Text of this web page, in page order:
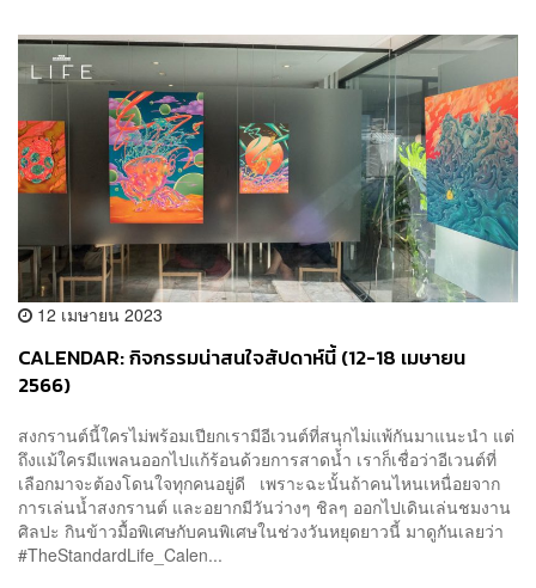
12 เมษายน 2023
CALENDAR: กิจกรรมน่าสนใจสัปดาห์นี้ (12-18 เมษายน
2566)
สงกรานต์นี้ใครไม่พร้อมเปียกเรามีอีเวนต์ที่สนุกไม่แพ้กันมาแนะนำ แต่
ถึงแม้ใครมีแพลนออกไปแก้ร้อนด้วยการสาดน้ำ เราก็เชื่อว่าอีเวนต์ที่
เลือกมาจะต้องโดนใจทุกคนอยู่ดี เพราะฉะนั้นถ้าคนไหนเหนื่อยจาก
การเล่นน้ำสงกรานต์ และอยากมีวันว่างๆ ชิลๆ ออกไปเดินเล่นชมงาน
ศิลปะ กินข้าวมื้อพิเศษกับคนพิเศษในช่วงวันหยุดยาวนี้ มาดูกันเลยว่า
#TheStandardLife_Calen...